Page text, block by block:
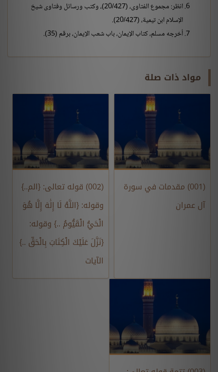
انظر: مجموع الفتاوى، (20/427)، وكتب ورسائل وفتاوى شيخ
الإسلام ابن تيمية، (20/427).
أخرجه مسلم، كتاب الإيمان، باب شعب الإيمان، برقم (35).
مواد ذات صلة
(001) مقدمات في سورة
آل عمران
(002) قوله تعالى: {الم..}
وقوله: {اللَّهُ لَا إِلَٰهَ إِلَّا هُوَ
الْحَيُّ الْقَيُّومُ ..} وقوله:
{نَزَّلَ عَلَيْكَ الْكِتَابَ بِالْحَقِّ ..}
الآيات